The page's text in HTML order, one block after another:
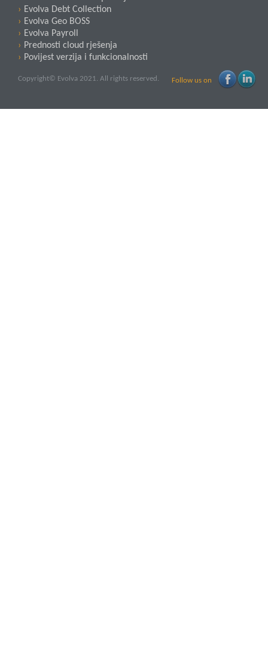
Evolva Debt Collection
Evolva Geo BOSS
Evolva Payroll
Prednosti cloud rješenja
Povijest verzija i funkcionalnosti
Copyright© Evolva 2021. All rights reserved. Follow us on